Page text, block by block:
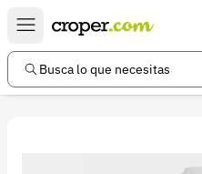
Busca lo que necesitas
Enlaces de interés
Preguntas frecuentes